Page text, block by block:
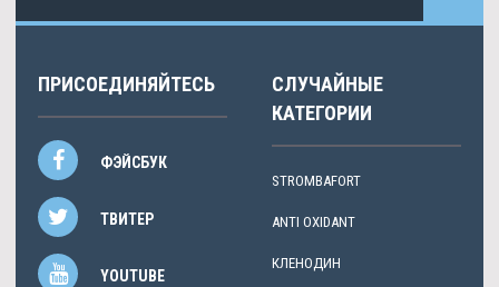
ПРИСОЕДИНЯЙТЕСЬ
ФЭЙСБУК
ТВИТЕР
YOUTUBE
СЛУЧАЙНЫЕ
КАТЕГОРИИ
STROMBAFORT
ANTI OXIDANT
КЛЕНОДИН